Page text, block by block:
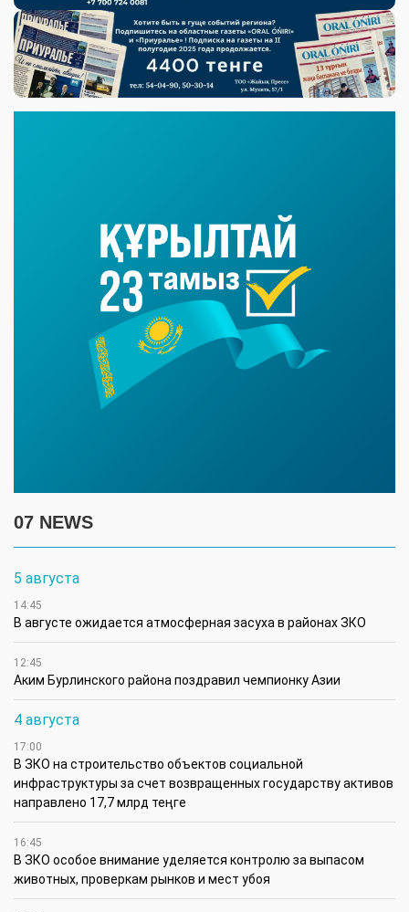
07 NEWS
5 августа
14:45
В августе ожидается атмосферная засуха в районах ЗКО
12:45
Аким Бурлинского района поздравил чемпионку Азии
4 августа
17:00
В ЗКО на строительство объектов социальной
инфраструктуры за счет возвращенных государству активов
направлено 17,7 млрд теңге
16:45
В ЗКО особое внимание уделяется контролю за выпасом
животных, проверкам рынков и мест убоя